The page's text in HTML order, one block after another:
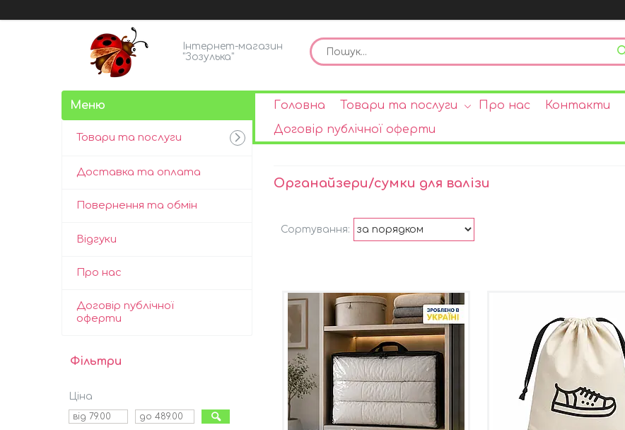
Інтернет-магазин
"Зозулька"
Головна Товари та послуги Про нас Контакти
Договір публічної оферти
Органайзери/сумки для валізи
Товари та послуги
Доставка та оплата
Повернення та обмін
Відгуки
Про нас
Договір публічної
оферти
Фільтри
Ціна